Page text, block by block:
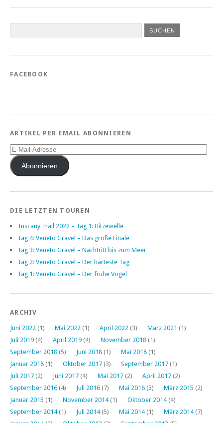
FACEBOOK
ARTIKEL PER EMAIL ABONNIEREN
E-
Mail-
AdresseAbonnieren
DIE LETZTEN TOUREN
Tuscany Trail 2022 – Tag 1: Hitzewelle
Tag 4: Veneto Gravel – Das große Finale
Tag 3: Veneto Gravel – Nachtritt bis zum Meer
Tag 2: Veneto Gravel – Der härteste Tag
Tag 1: Veneto Gravel – Der frühe Vogel…
ARCHIV
Juni 2022 (1) Mai 2022 (1) April 2022 (3) März 2021 (1)
Juli 2019 (4) April 2019 (4) November 2018 (1)
September 2018 (5) Juni 2018 (1) Mai 2018 (1)
Januar 2018 (1) Oktober 2017 (3) September 2017 (1)
Juli 2017 (2) Juni 2017 (4) Mai 2017 (2) April 2017 (2)
September 2016 (4) Juli 2016 (7) Mai 2016 (3) März 2015 (2)
Januar 2015 (1) November 2014(1) Oktober 2014(4)
September 2014(1) Juli 2014(5) Mai 2014(1) März 2014(7)